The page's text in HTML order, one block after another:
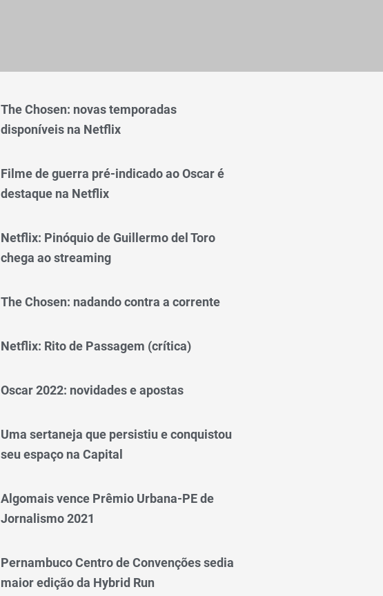
The Chosen: novas temporadas
disponíveis na Netflix
Filme de guerra pré-indicado ao Oscar é
destaque na Netflix
Netflix: Pinóquio de Guillermo del Toro
chega ao streaming
The Chosen: nadando contra a corrente
Netflix: Rito de Passagem (crítica)
Oscar 2022: novidades e apostas
Uma sertaneja que persistiu e conquistou
seu espaço na Capital
Algomais vence Prêmio Urbana-PE de
Jornalismo 2021
Pernambuco Centro de Convenções sedia
maior edição da Hybrid Run